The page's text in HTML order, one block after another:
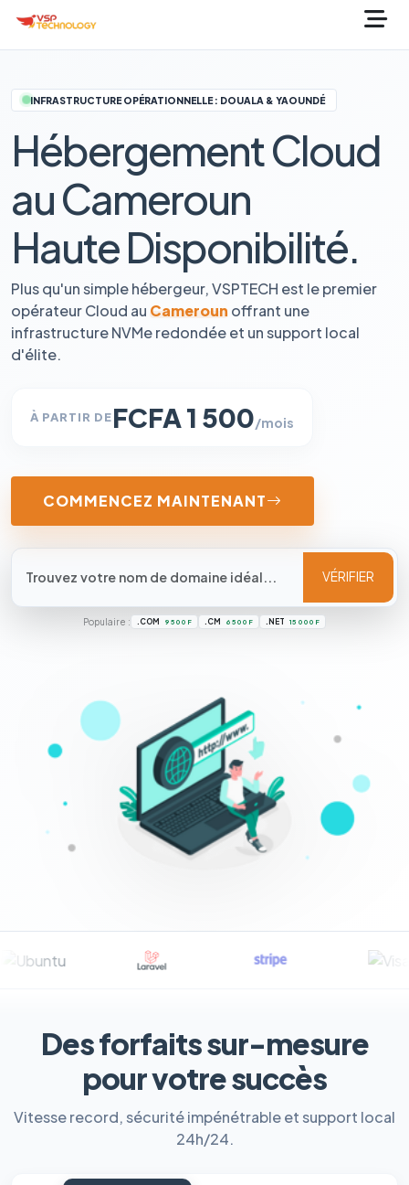
INFRASTRUCTURE OPÉRATIONNELLE : DOUALA & YAOUNDÉ
Hébergement Cloud
au Cameroun
Haute Disponibilité.
Plus qu'un simple hébergeur, VSPTECH est le premier
opérateur Cloud au Cameroun offrant une
infrastructure NVMe redondée et un support local
d'élite.
À PARTIR DEFCFA 1 500/mois
COMMENCEZ MAINTENANT
VÉRIFIER
Populaire : .COM 9 500 F .CM 6 500 F .NET 15 000 F
Des forfaits sur-mesure
pour votre succès
Vitesse record, sécurité impénétrable et support local
24h/24.